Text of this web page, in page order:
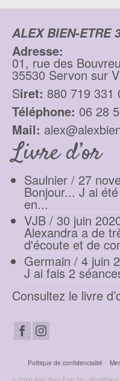
ALEX BIEN-ETRE
Adresse:
01, rue des
35530 Servon sur
Siret: 880 719 331
Téléphone: 06 28
Mail:
Livre d’or
Saulnier / 27
Bonjour... J ai
en...
VJB / 30 juin
Alexandra a de
d'écoute et de
Germain / 4 juin
J ai fais 2
Consultez le livre
Politique de confidencialité